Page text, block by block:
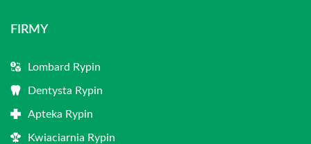
FIRMY
Lombard Rypin
Dentysta Rypin
Apteka Rypin
Kwiaciarnia Rypin